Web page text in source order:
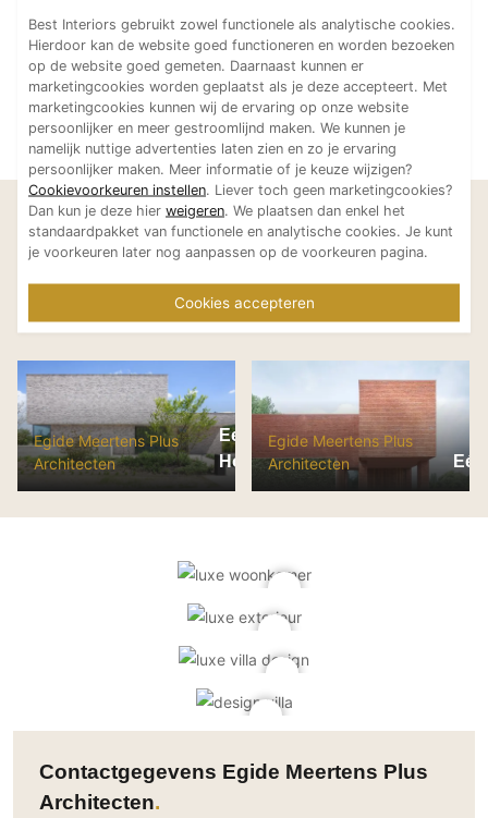
Laat je inspireren
Bekijk meer projecten van
Egide Meertens Plus
Architecten
Egide Meertens Plus
Architecten
Eengezinswoning G
Hoeselt
Egide Meertens Plus
Architecten
Contactgegevens Egide Meertens Plus
Architecten
Best Interiors gebruikt zowel functionele als analytische cookies.
Hierdoor kan de website goed functioneren en worden bezoeken
op de website goed gemeten. Daarnaast kunnen er
marketingcookies worden geplaatst als je deze accepteert. Met
marketingcookies kunnen wij de ervaring op onze website
persoonlijker en meer gestroomlijnd maken. We kunnen je
namelijk nuttige advertenties laten zien en zo je ervaring
persoonlijker maken. Meer informatie of je keuze wijzigen?
Cookievoorkeuren instellen. Liever toch geen marketingcookies?
Dan kun je deze hier weigeren. We plaatsen dan enkel het
standaardpakket van functionele en analytische cookies. Je kunt
je voorkeuren later nog aanpassen op de voorkeuren pagina.
Cookies accepteren